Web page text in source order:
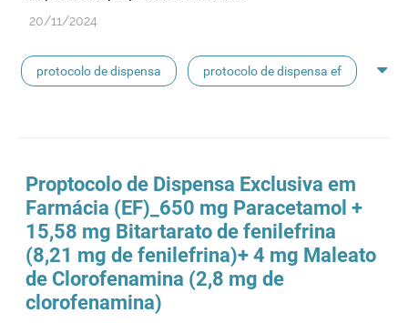
20/11/2024
protocolo de dispensa protocolo de dispensa ef
Proptocolo de Dispensa Exclusiva em
Farmácia (EF)_650 mg Paracetamol +
15,58 mg Bitartarato de fenilefrina
(8,21 mg de fenilefrina)+ 4 mg Maleato
de Clorofenamina (2,8 mg de
clorofenamina)